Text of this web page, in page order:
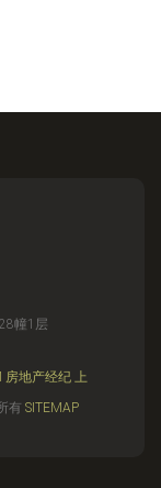
幢1层
房地产经纪 上
有 SITEMAP